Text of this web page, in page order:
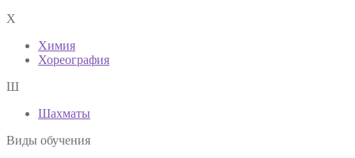
Х
Химия
Хореография
Ш
Шахматы
Виды обучения